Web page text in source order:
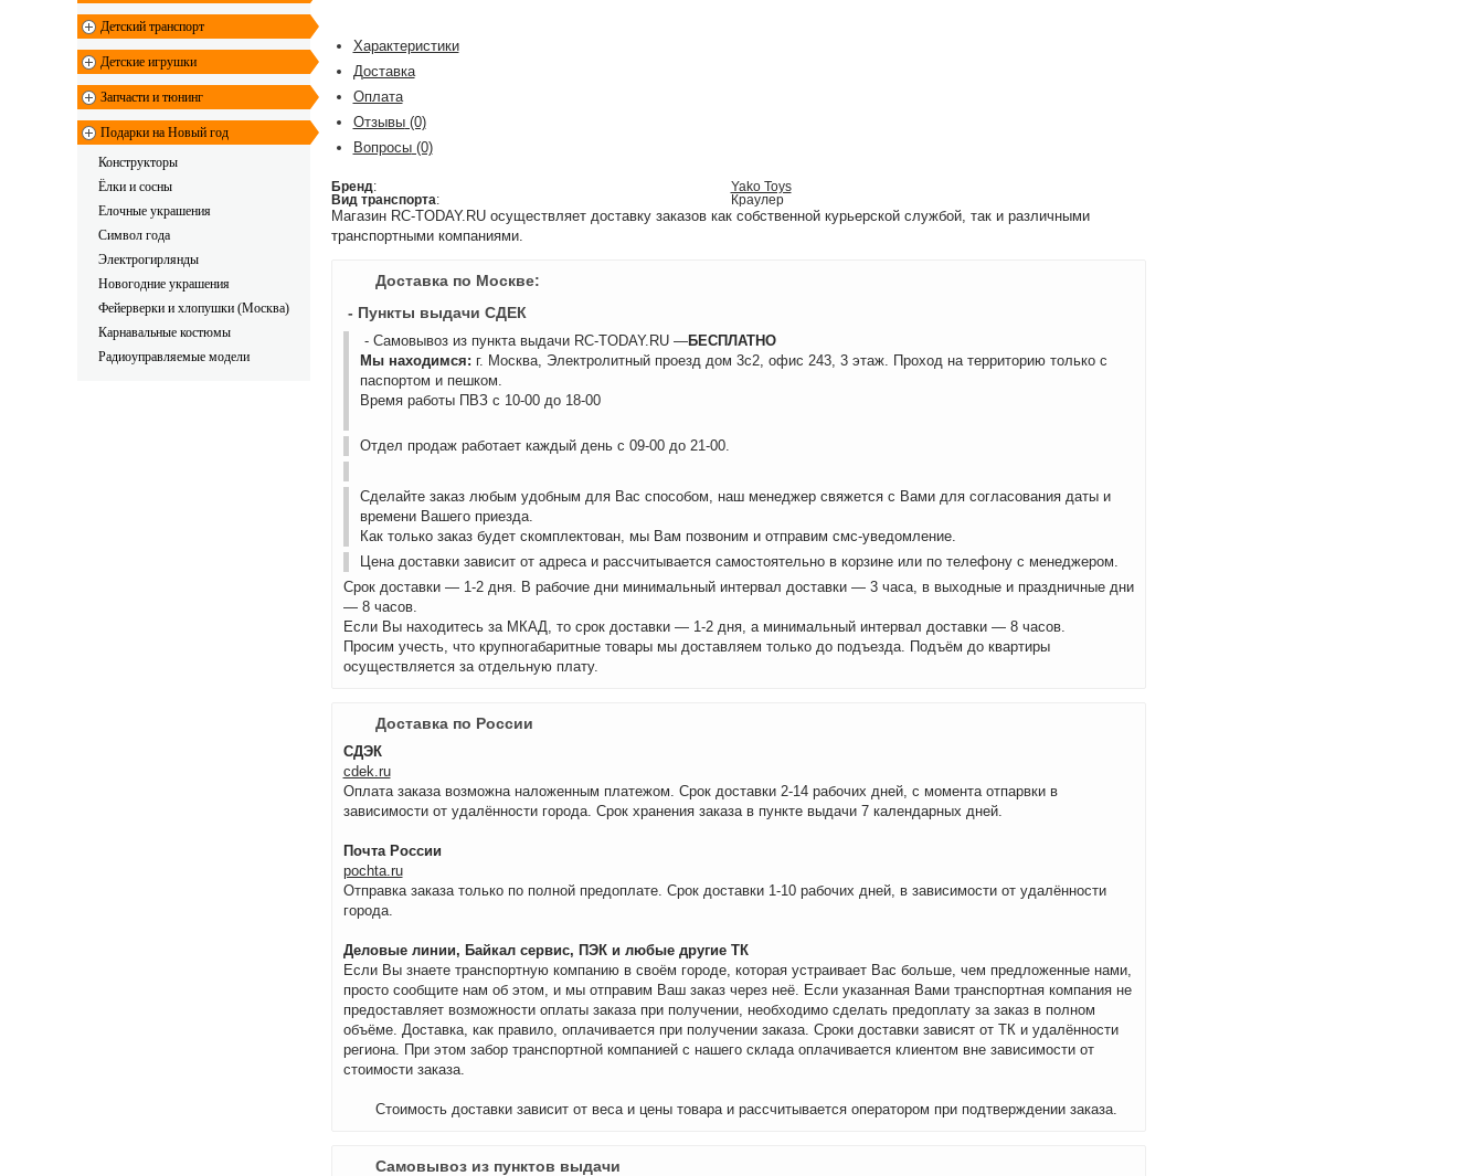
Детский транспорт
Детские игрушки
Запчасти и тюнинг
Подарки на Новый год
Конструкторы
Ёлки и сосны
Елочные украшения
Символ года
Электрогирлянды
Новогодние украшения
Фейерверки и хлопушки (Москва)
Карнавальные костюмы
Радиоуправляемые модели
Характеристики
Доставка
Оплата
Отзывы(0)
Вопросы(0)
Бренд:
Yako Toys
Вид транспорта: Краулер
Магазин RC-TODAY.RU осуществляет доставку заказов как собственной курьерской службой, так и различными
транспортными компаниями.
Доставка по Москве:
- Пункты выдачи СДЕК
- Самовывоз из пункта выдачи RC-TODAY.RU —БЕСПЛАТНО
Мы находимся: г. Москва, Электролитный проезд дом 3с2, офис 243, 3 этаж. Проход на территорию только с
паспортом и пешком.
Время работы ПВЗ с 10-00 до 18-00
Отдел продаж работает каждый день с 09-00 до 21-00.
Сделайте заказ любым удобным для Вас способом, наш менеджер свяжется с Вами для согласования даты и
времени Вашего приезда.
Как только заказ будет скомплектован, мы Вам позвоним и отправим смс-уведомление.
Цена доставки зависит от адреса и рассчитывается самостоятельно в корзине или по телефону с менеджером.
Срок доставки — 1-2 дня. В рабочие дни минимальный интервал доставки — 3 часа, в выходные и праздничные дни
— 8 часов.
Если Вы находитесь за МКАД, то срок доставки — 1-2 дня, а минимальный интервал доставки — 8 часов.
Просим учесть, что крупногабаритные товары мы доставляем только до подъезда. Подъём до квартиры
осуществляется за отдельную плату.
Доставка по России
СДЭК
cdek.ru
Оплата заказа возможна наложенным платежом. Срок доставки 2-14 рабочих дней, с момента отпарвки в
зависимости от удалённости города. Срок хранения заказа в пункте выдачи 7 календарных дней.
Почта России
pochta.ru
Отправка заказа только по полной предоплате. Срок доставки 1-10 рабочих дней, в зависимости от удалённости
города.
Деловые линии, Байкал сервис, ПЭК и любые другие ТК
Если Вы знаете транспортную компанию в своём городе, которая устраивает Вас больше, чем предложенные нами,
просто сообщите нам об этом, и мы отправим Ваш заказ через неё. Если указанная Вами транспортная компания не
предоставляет возможности оплаты заказа при получении, необходимо сделать предоплату за заказ в полном
объёме. Доставка, как правило, оплачивается при получении заказа. Сроки доставки зависят от ТК и удалённости
региона. При этом забор транспортной компанией с нашего склада оплачивается клиентом вне зависимости от
стоимости заказа.
Стоимость доставки зависит от веса и цены товара и рассчитывается оператором при подтверждении заказа.
Самовывоз из пунктов выдачи